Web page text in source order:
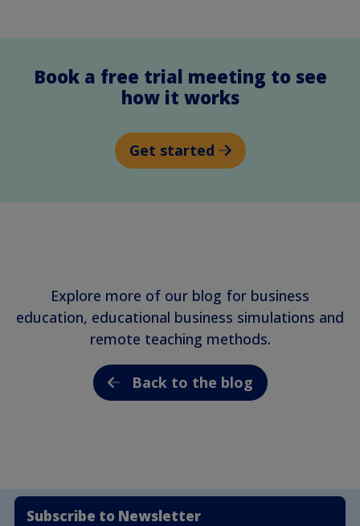
Book a free trial meeting to see
how it works
Get started
Explore more of our blog for business
education, educational business simulations and
remote teaching methods.
Back to the blog
Subscribe to Newsletter